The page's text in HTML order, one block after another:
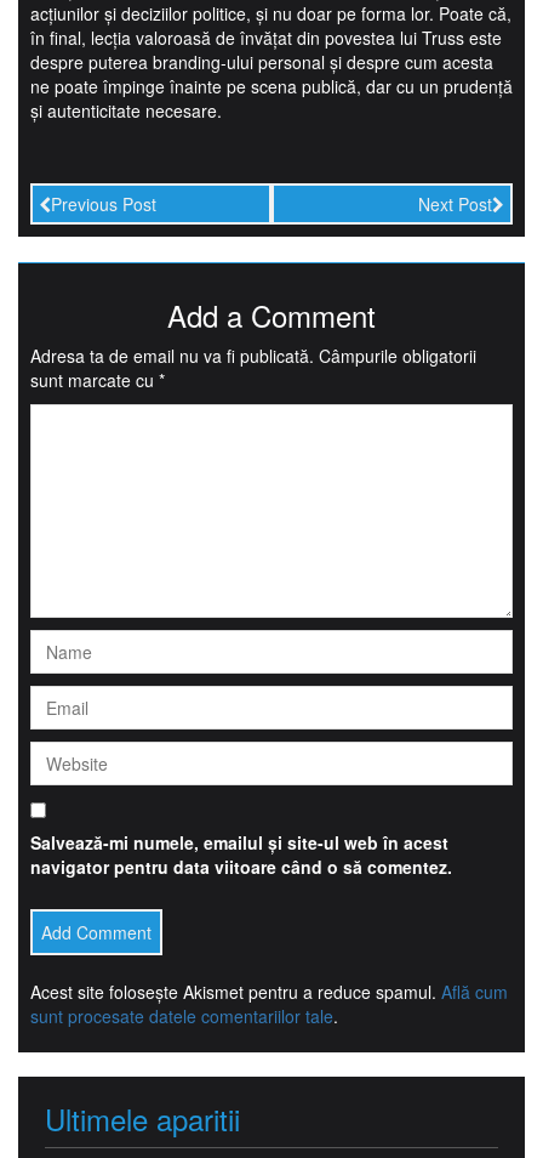
acțiunilor și deciziilor politice, și nu doar pe forma lor. Poate că,
în final, lecția valoroasă de învățat din povestea lui Truss este
despre puterea branding-ului personal și despre cum acesta
ne poate împinge înainte pe scena publică, dar cu un prudență
și autenticitate necesare.
Previous Post Next Post
Add a Comment
Adresa ta de email nu va fi publicată. Câmpurile obligatorii
sunt marcate cu *
Salvează-mi numele, emailul și site-ul web în acest
navigator pentru data viitoare când o să comentez.
Acest site folosește Akismet pentru a reduce spamul. Află cum
sunt procesate datele comentariilor tale.
Ultimele aparitii